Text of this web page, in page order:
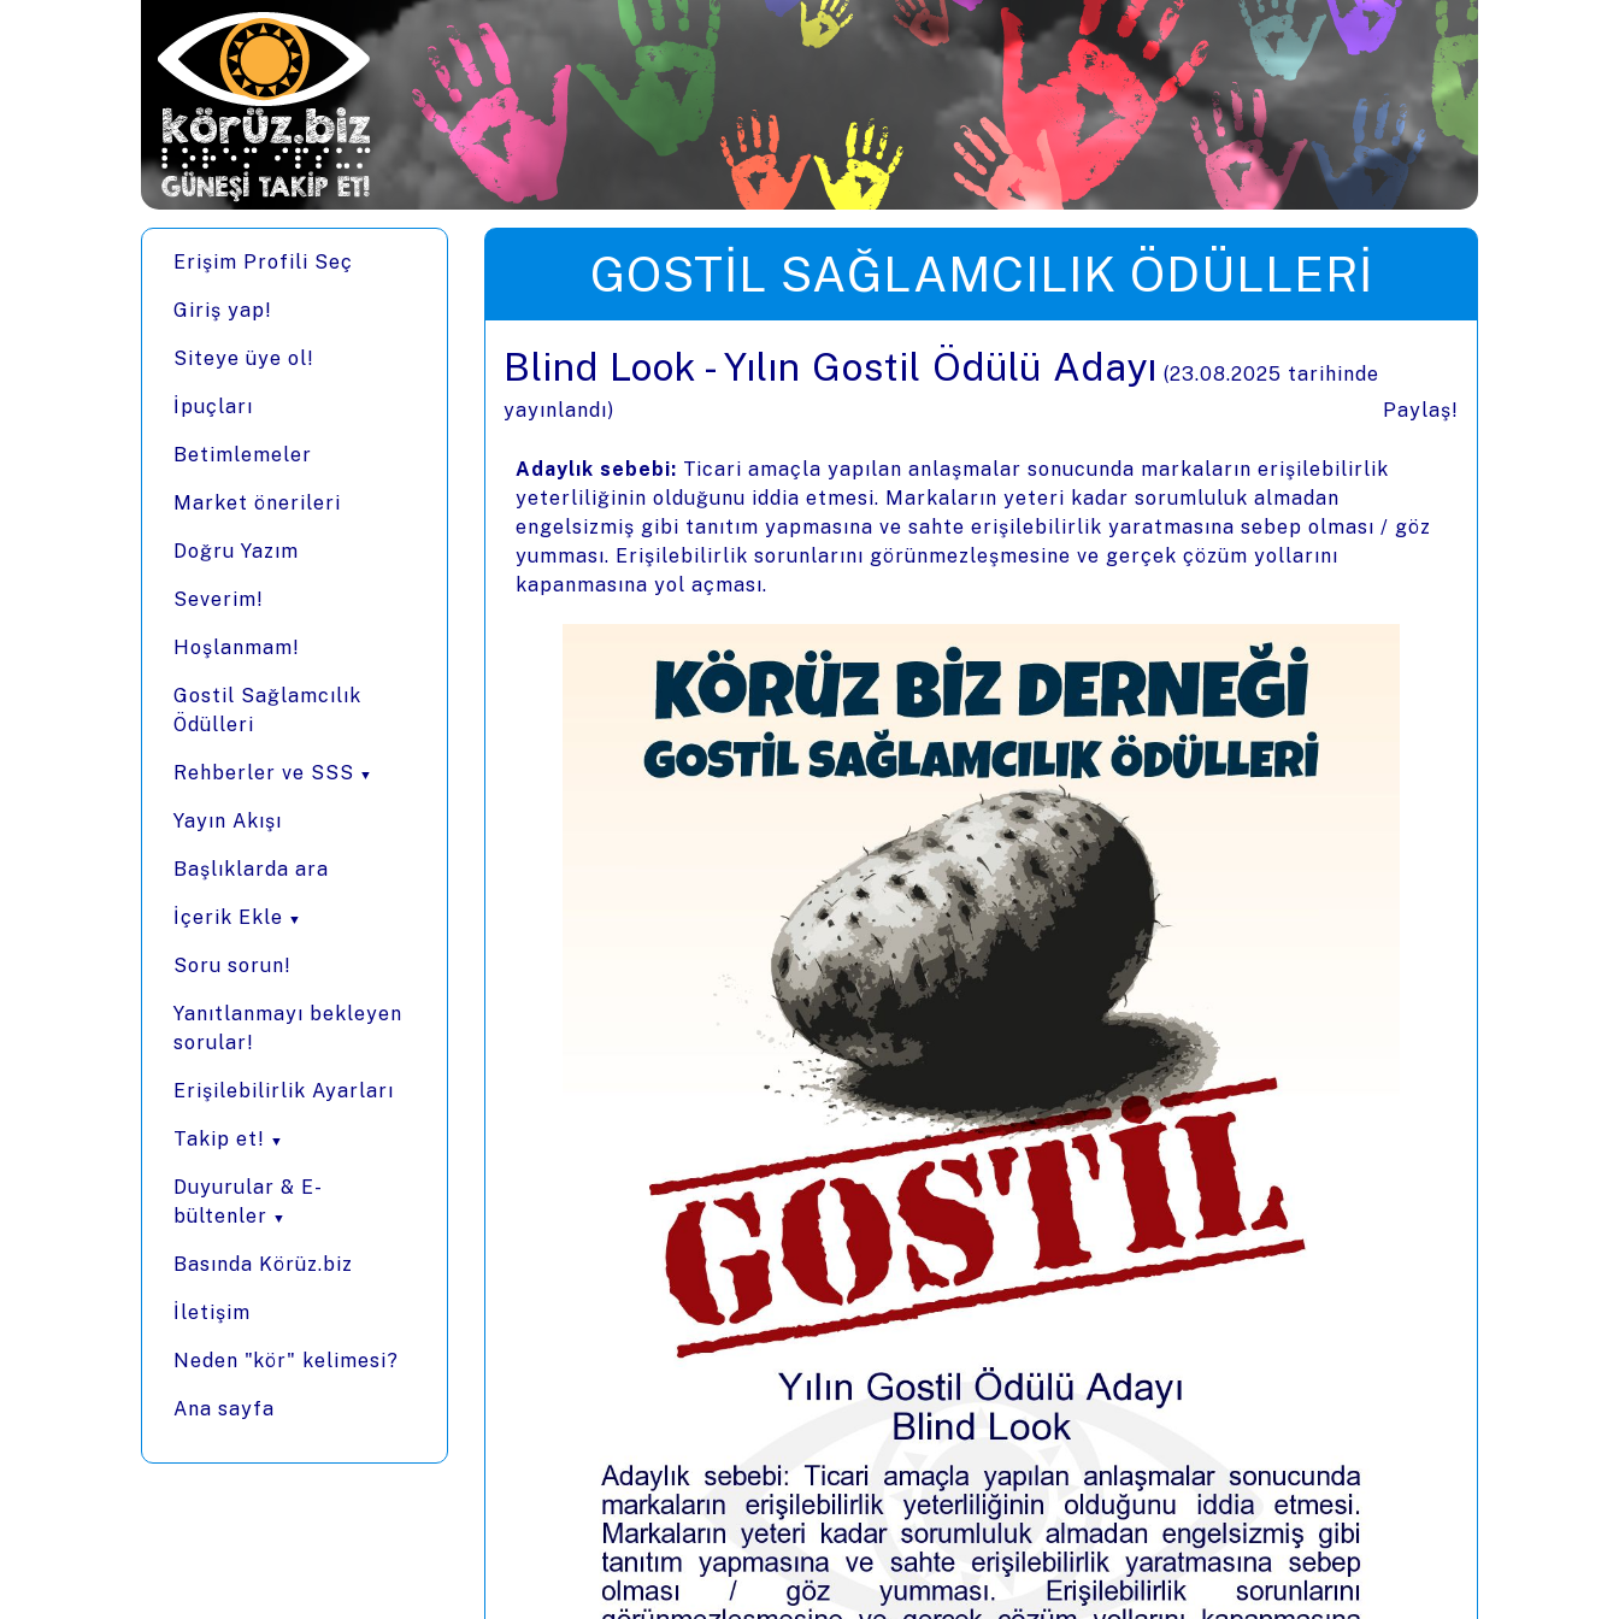
Ana içeriğe zıpla
Erişim Profili Seç
Giriş yap!
Siteye üye ol!
İpuçları
Betimlemeler
Market önerileri
Doğru Yazım
Severim!
Hoşlanmam!
Gostil Sağlamcılık
Ödülleri
Rehberler ve SSS
Yayın Akışı
Başlıklarda ara
İçerik Ekle
Soru sorun!
Yanıtlanmayı bekleyen
sorular!
Erişilebilirlik Ayarları
Takip et!
Duyurular & E-
bültenler
Basında Körüz.biz
İletişim
Neden "kör" kelimesi?
Ana sayfa
GOSTIL SAĞLAMCILIK ÖDÜLLERI
Blind Look - Yılın Gostil Ödülü Adayı (23.08.2025 tarihinde
yayınlandı)
Paylaş!
Adaylık sebebi: Ticari amaçla yapılan anlaşmalar sonucunda markaların erişilebilirlik
yeterliliğinin olduğunu iddia etmesi. Markaların yeteri kadar sorumluluk almadan
engelsizmiş gibi tanıtım yapmasına ve sahte erişilebilirlik yaratmasına sebep olması / göz
yumması. Erişilebilirlik sorunlarını görünmezleşmesine ve gerçek çözüm yollarını
kapanmasına yol açması.
Menüye zıpla